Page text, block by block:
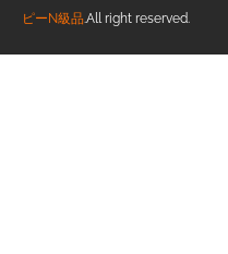
ピーN級品.All right reserved.